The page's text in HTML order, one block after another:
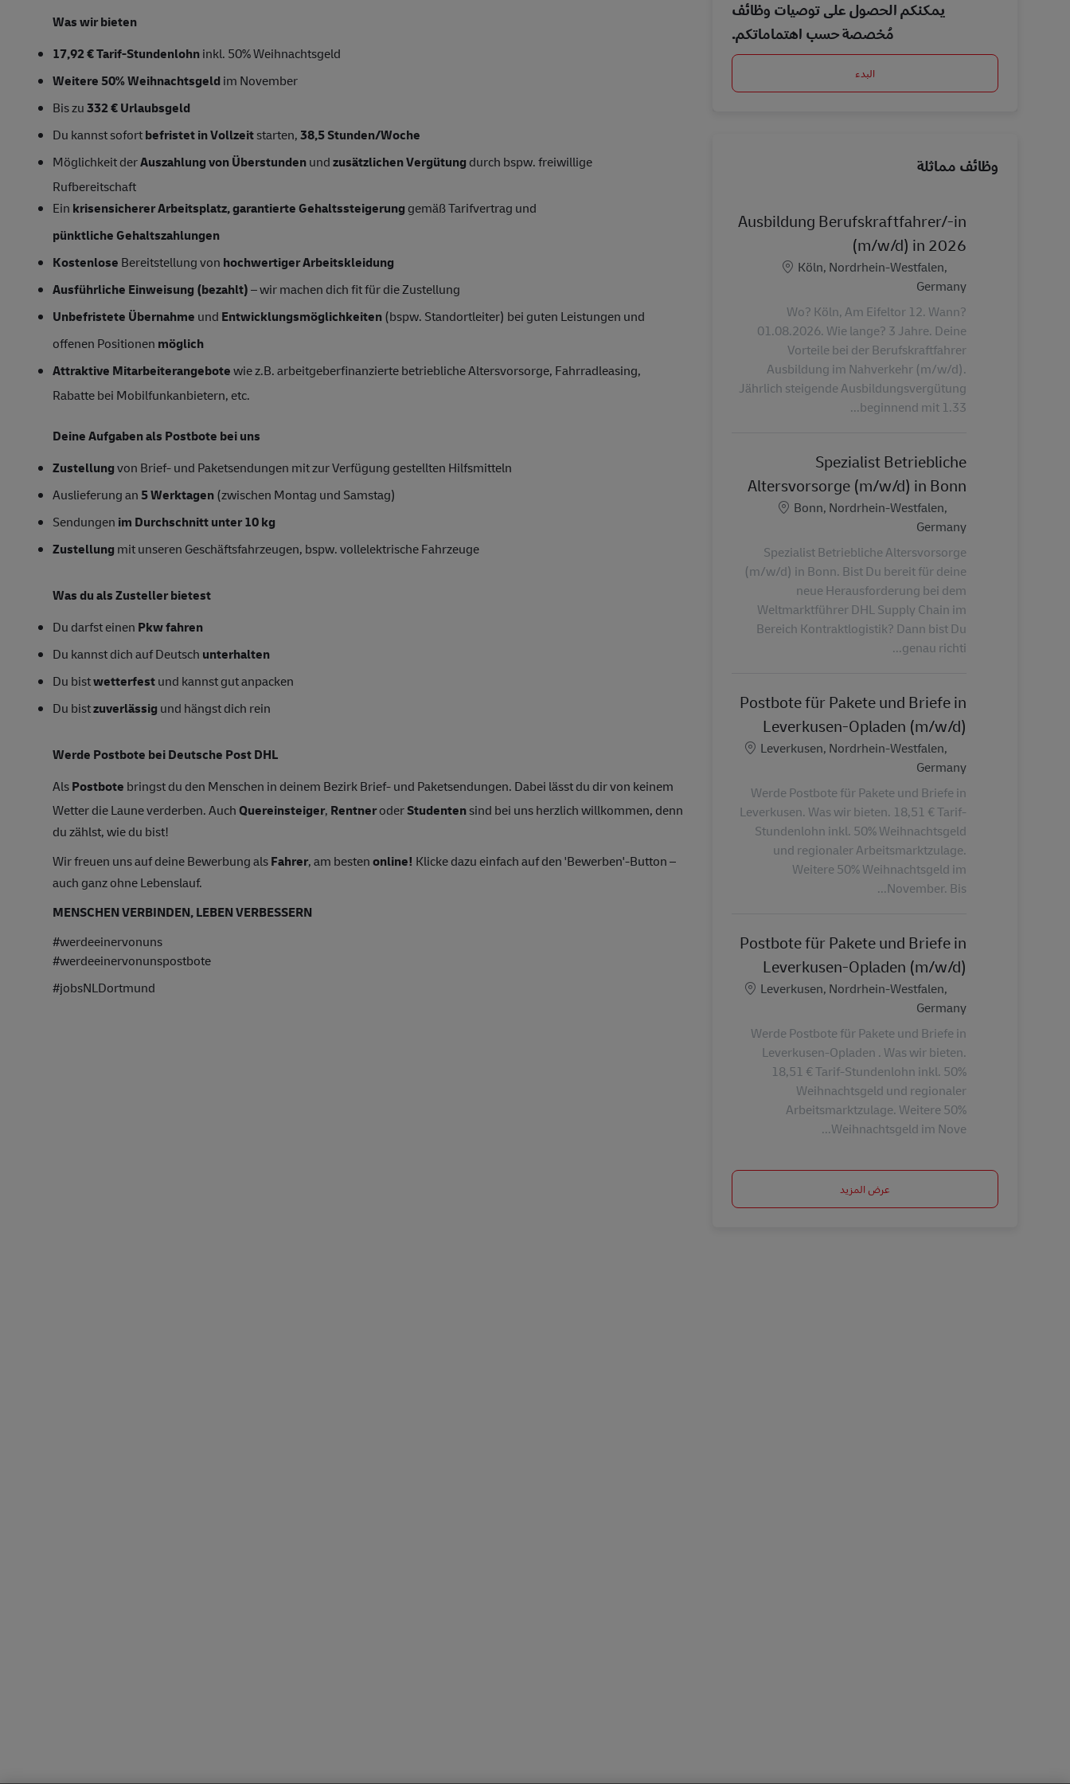
Was wir bieten
17,92 € Tarif-Stundenlohninkl. 50% Weihnachtsgeld
Weitere 50% Weihnachtsgeldim November
Bis zu332 € Urlaubsgeld
Du kannst sofortbefristet in Vollzeitstarten,38,5 Stunden/Woche
Möglichkeit derAuszahlung von Überstundenundzusätzlichen Vergütung durch bspw. freiwillige
Rufbereitschaft
Ein krisensicherer Arbeitsplatz, garantierte Gehaltssteigerung gemäß Tarifvertrag und
pünktliche Gehaltszahlungen
Kostenlose Bereitstellung von hochwertiger Arbeitskleidung
Ausführliche Einweisung (bezahlt)– wir machen dich fit für die Zustellung
Unbefristete Übernahme und Entwicklungsmöglichkeiten(bspw. Standortleiter) bei guten Leistungen und
offenen Positionen möglich
Attraktive Mitarbeiterangebotewie z.B. arbeitgeberfinanzierte betriebliche Altersvorsorge, Fahrradleasing,
Rabatte bei Mobilfunkanbietern, etc.
Deine Aufgaben als Postbote bei uns
Zustellungvon Brief- und Paketsendungen mit zur Verfügung gestellten Hilfsmitteln
Auslieferung an5 Werktagen(zwischen Montag und Samstag)
Sendungen im Durchschnitt unter 10 kg
Zustellung mit unseren Geschäftsfahrzeugen, bspw. vollelektrische Fahrzeuge
Was du als Zusteller bietest
Du darfst einen Pkw fahren
Du kannst dich auf Deutsch unterhalten
Du bistwetterfestund kannst gut anpacken
Du bistzuverlässig und hängst dich rein
Werde Postbote bei Deutsche Post DHL
AlsPostbote bringst du den Menschen in deinem Bezirk Brief- und Paketsendungen. Dabei lässt du dir von keinem
Wetter die Laune verderben. AuchQuereinsteiger, RentneroderStudentensind bei uns herzlich willkommen, denn
du zählst, wie du bist!
Wir freuen uns auf deine Bewerbung alsFahrer, am bestenonline! Klicke dazu einfach auf den 'Bewerben'-Button –
auch ganz ohne Lebenslauf.
MENSCHEN VERBINDEN, LEBEN VERBESSERN
#werdeeinervonuns
#werdeeinervonunspostbote
#jobsNLDortmund
يمكنكم الحصول على توصيات وظائف
مُخصصة حسب اهتماماتكم.
البدء
وظائف مماثلة
Ausbildung Berufskraftfahrer/-in
(m/w/d) in 2026
الموقع
Köln, Nordrhein-Westfalen,
Germany
Wo? Köln, Am Eifeltor 12. Wann?
01.08.2026. Wie lange? 3 Jahre. Deine
Vorteile bei der Berufskraftfahrer
Ausbildung im Nahverkehr (m/w/d).
Jährlich steigende Ausbildungsvergütung
beginnend mit 1.33...
Spezialist Betriebliche
Altersvorsorge (m/w/d) in Bonn
الموقع
Bonn, Nordrhein-Westfalen,
Germany
Spezialist Betriebliche Altersvorsorge
(m/w/d) in Bonn. Bist Du bereit für deine
neue Herausforderung bei dem
Weltmarktführer DHL Supply Chain im
Bereich Kontraktlogistik? Dann bist Du
genau richti...
Postbote für Pakete und Briefe in
Leverkusen-Opladen (m/w/d)
الموقع
Leverkusen, Nordrhein-Westfalen,
Germany
Werde Postbote für Pakete und Briefe in
Leverkusen. Was wir bieten. 18,51 € Tarif-
Stundenlohn inkl. 50% Weihnachtsgeld
und regionaler Arbeitsmarktzulage.
Weitere 50% Weihnachtsgeld im
November. Bis...
Postbote für Pakete und Briefe in
Leverkusen-Opladen (m/w/d)
الموقع
Leverkusen, Nordrhein-Westfalen,
Germany
Werde Postbote für Pakete und Briefe in
Leverkusen-Opladen . Was wir bieten.
18,51 € Tarif-Stundenlohn inkl. 50%
Weihnachtsgeld und regionaler
Arbeitsmarktzulage. Weitere 50%
Weihnachtsgeld im Nove...
عرض المزيد